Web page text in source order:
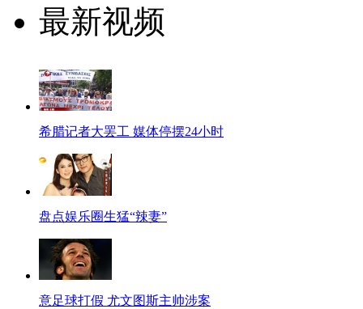
最新视频
希腊记者大罢工 媒体停摆24小时
盘点娱乐圈生猛“辣妻”
意足球打假 尤文图斯主帅涉案